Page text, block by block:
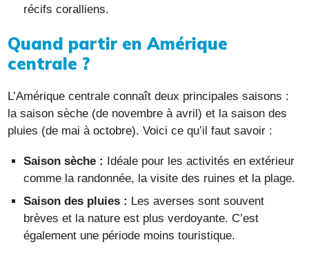
récifs coralliens.
Quand partir en Amérique
centrale ?
L’Amérique centrale connaît deux principales saisons :
la saison sèche (de novembre à avril) et la saison des
pluies (de mai à octobre). Voici ce qu’il faut savoir :
Saison sèche : Idéale pour les activités en extérieur
comme la randonnée, la visite des ruines et la plage.
Saison des pluies : Les averses sont souvent
brèves et la nature est plus verdoyante. C’est
également une période moins touristique.